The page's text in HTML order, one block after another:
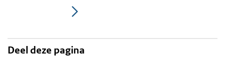
Deel deze pagina